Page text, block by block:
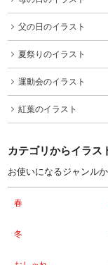
父の日のイラスト
夏祭りのイラスト
運動会のイラスト
紅葉のイラスト
カテゴリからイラス
お使いになるジャンル
春
冬